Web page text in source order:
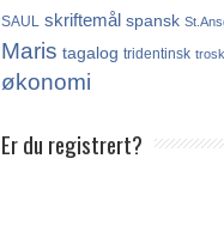
SAUL skriftemål spansk
Maris tagalog tridentinsk
økonomi
Er du registrert?